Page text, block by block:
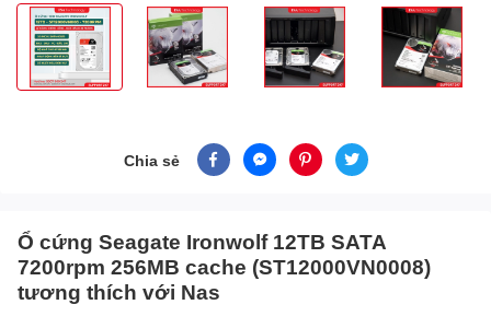
Chia sẻ
Ổ cứng Seagate Ironwolf 12TB SATA
7200rpm 256MB cache (ST12000VN0008)
tương thích với Nas